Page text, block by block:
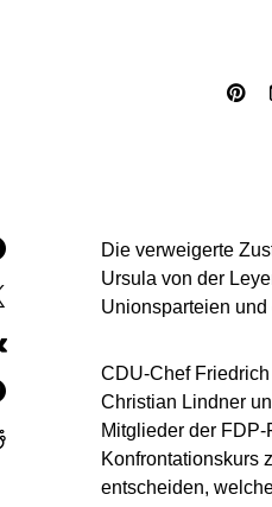
Die verweigerte
Ursula von der
Unionsparteien
CDU-Chef Friedrich
Christian Lindner
Mitglieder der
Konfrontationskurs
entscheiden,